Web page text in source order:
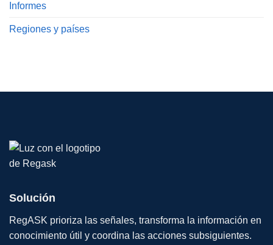
Informes
Regiones y países
Solución
RegASK prioriza las señales, transforma la información en
conocimiento útil y coordina las acciones subsiguientes.